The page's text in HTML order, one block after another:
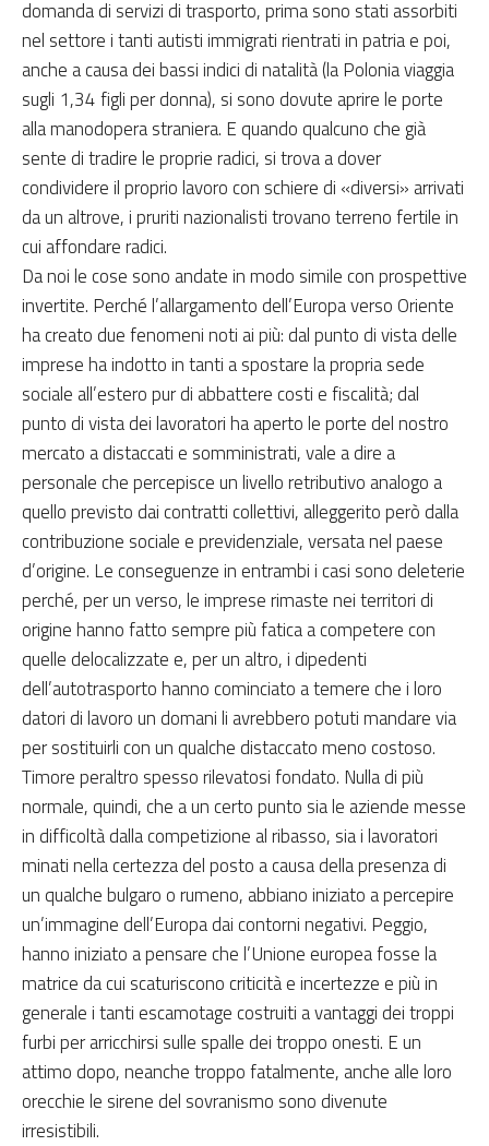
domanda di servizi di trasporto, prima sono stati assorbiti
nel settore i tanti autisti immigrati rientrati in patria e poi,
anche a causa dei bassi indici di natalità (la Polonia viaggia
sugli 1,34 figli per donna), si sono dovute aprire le porte
alla manodopera straniera. E quando qualcuno che già
sente di tradire le proprie radici, si trova a dover
condividere il proprio lavoro con schiere di «diversi» arrivati
da un altrove, i pruriti nazionalisti trovano terreno fertile in
cui affondare radici.
Da noi le cose sono andate in modo simile con prospettive
invertite. Perché l’allargamento dell’Europa verso Oriente
ha creato due fenomeni noti ai più: dal punto di vista delle
imprese ha indotto in tanti a spostare la propria sede
sociale all’estero pur di abbattere costi e fiscalità; dal
punto di vista dei lavoratori ha aperto le porte del nostro
mercato a distaccati e somministrati, vale a dire a
personale che percepisce un livello retributivo analogo a
quello previsto dai contratti collettivi, alleggerito però dalla
contribuzione sociale e previdenziale, versata nel paese
d’origine. Le conseguenze in entrambi i casi sono deleterie
perché, per un verso, le imprese rimaste nei territori di
origine hanno fatto sempre più fatica a competere con
quelle delocalizzate e, per un altro, i dipedenti
dell’autotrasporto hanno cominciato a temere che i loro
datori di lavoro un domani li avrebbero potuti mandare via
per sostituirli con un qualche distaccato meno costoso.
Timore peraltro spesso rilevatosi fondato. Nulla di più
normale, quindi, che a un certo punto sia le aziende messe
in difficoltà dalla competizione al ribasso, sia i lavoratori
minati nella certezza del posto a causa della presenza di
un qualche bulgaro o rumeno, abbiano iniziato a percepire
un’immagine dell’Europa dai contorni negativi. Peggio,
hanno iniziato a pensare che l’Unione europea fosse la
matrice da cui scaturiscono criticità e incertezze e più in
generale i tanti escamotage costruiti a vantaggi dei troppi
furbi per arricchirsi sulle spalle dei troppo onesti. E un
attimo dopo, neanche troppo fatalmente, anche alle loro
orecchie le sirene del sovranismo sono divenute
irresistibili.